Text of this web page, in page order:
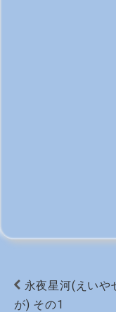
永夜星河(えいや
が) その1